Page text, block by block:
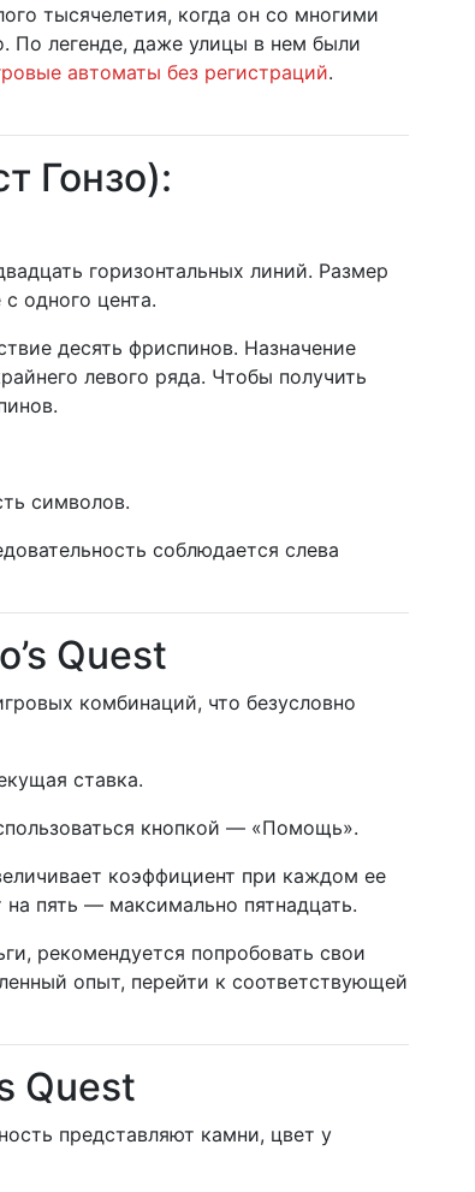
тысячелетия, когда он со многими
По легенде, даже улицы в нем были
автоматы без регистраций.
Гонзо):
горизонтальных линий. Размер
одного цента.
десять фриспинов. Назначение
левого ряда. Чтобы получить
символов.
соблюдается слева
Quest
комбинаций, что безусловно
ставка.
кнопкой — «Помощь».
коэффициент при каждом ее
пять — максимально пятнадцать.
рекомендуется попробовать свои
опыт, перейти к соответствующей
Quest
представляют камни, цвет у